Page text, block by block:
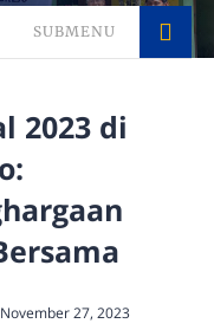
SUBMENU
2023 di
November 27, 2023